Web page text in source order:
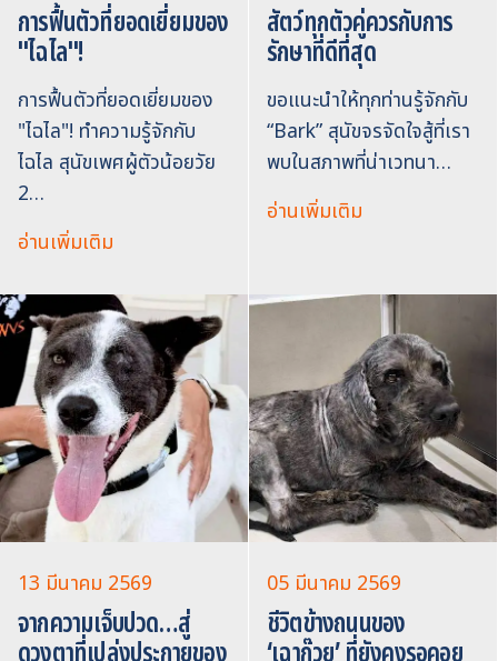
การฟื้นตัวที่ยอดเยี่ยมของ
"ไฉไล"!
การฟื้นตัวที่ยอดเยี่ยมของ
"ไฉไล"! ทำความรู้จักกับ
ไฉไล สุนัขเพศผู้ตัวน้อยวัย
2…
อ่านเพิ่มเติม
สัตว์ทุกตัวคู่ควรกับการ
รักษาที่ดีที่สุด
ขอแนะนำให้ทุกท่านรู้จักกับ
“Bark” สุนัขจรจัดใจสู้ที่เรา
พบในสภาพที่น่าเวทนา…
อ่านเพิ่มเติม
13 มีนาคม 2569
จากความเจ็บปวด…สู่
05 มีนาคม 2569
ชีวิตข้างถนนของ